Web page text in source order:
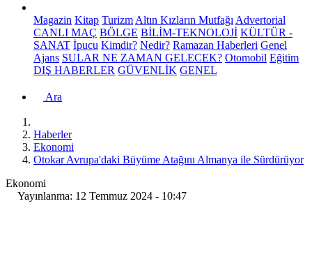
Magazin Kitap Turizm Altın Kızların Mutfağı Advertorial
CANLI MAÇ BÖLGE BİLİM-TEKNOLOJİ KÜLTÜR -
SANAT İpucu Kimdir? Nedir? Ramazan Haberleri Genel
Ajans SULAR NE ZAMAN GELECEK? Otomobil Eğitim
DIŞ HABERLER GÜVENLİK GENEL
Ara
Haberler
Ekonomi
Otokar Avrupa'daki Büyüme Atağını Almanya ile Sürdürüyor
Ekonomi
Yayınlanma: 12 Temmuz 2024 - 10:47